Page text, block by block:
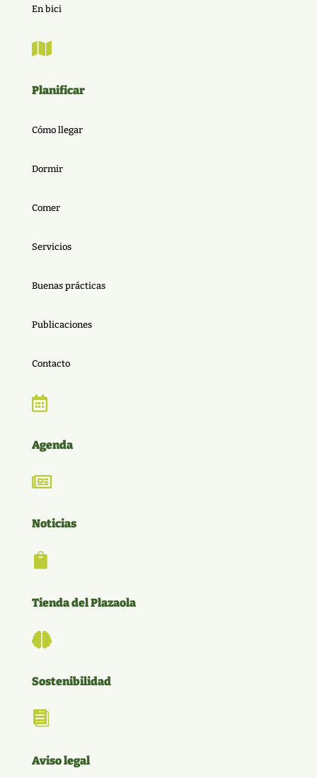
En bici

Planificar
Cómo llegar
Dormir
Comer
Servicios
Buenas prácticas
Publicaciones
Contacto

Agenda

Noticias

Tienda del Plazaola

Sostenibilidad

Aviso legal